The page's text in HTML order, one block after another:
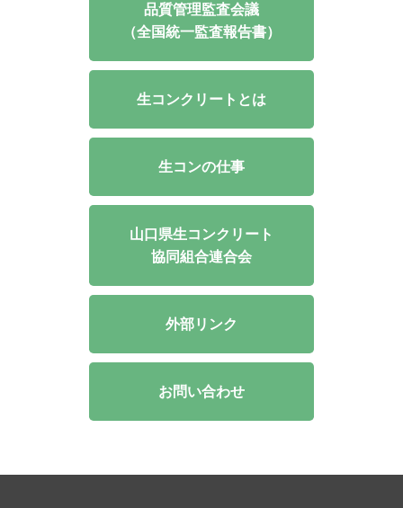
品質管理監査会議
（全国統一監査報告書）
生コンクリートとは
生コンの仕事
山口県生コンクリート
協同組合連合会
外部リンク
お問い合わせ